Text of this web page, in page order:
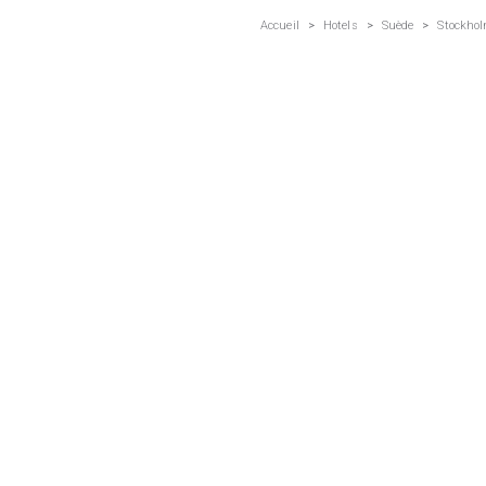
Accueil > Hotels > Suède >